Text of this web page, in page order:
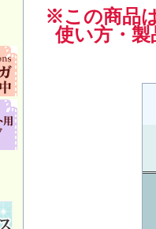
※この商品
使い方・